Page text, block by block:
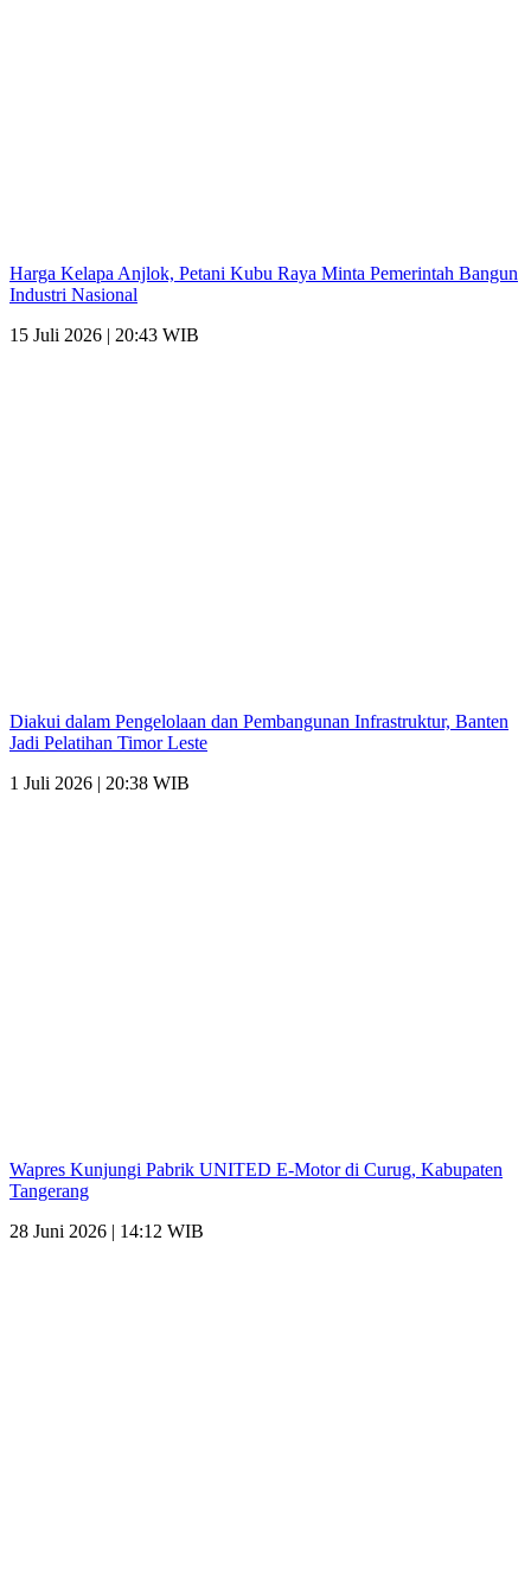
Harga Kelapa Anjlok, Petani Kubu Raya Minta Pemerintah Bangun
Industri Nasional
15 Juli 2026 | 20:43 WIB
Diakui dalam Pengelolaan dan Pembangunan Infrastruktur, Banten
Jadi Pelatihan Timor Leste
1 Juli 2026 | 20:38 WIB
Wapres Kunjungi Pabrik UNITED E-Motor di Curug, Kabupaten
Tangerang
28 Juni 2026 | 14:12 WIB